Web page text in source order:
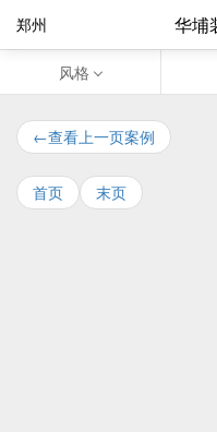
华埔
郑州
风格
←查看上一页案例
首页 末页